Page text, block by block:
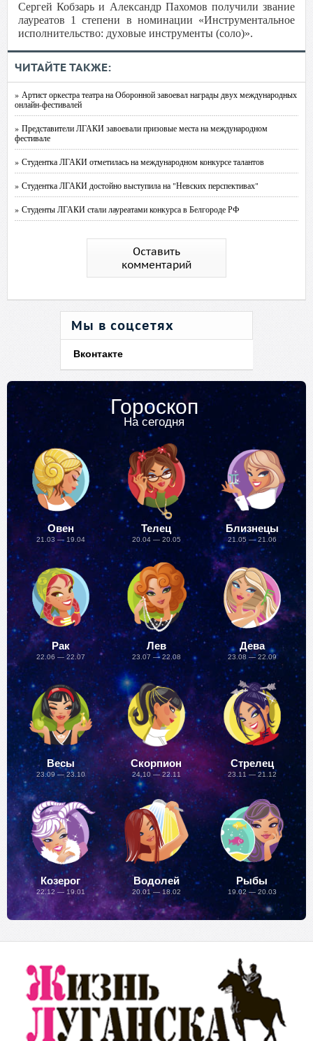
Сергей Кобзарь и Александр Пахомов получили звание
лауреатов 1 степени в номинации «Инструментальное
исполнительство: духовые инструменты (соло)».
ЧИТАЙТЕ ТАКЖЕ:
» Артист оркестра театра на Оборонной завоевал награды двух международных
онлайн-фестивалей
» Представители ЛГАКИ завоевали призовые места на международном
фестивале
» Студентка ЛГАКИ отметилась на международном конкурсе талантов
» Студентка ЛГАКИ достойно выступила на "Невских перспективах"
» Студенты ЛГАКИ стали лауреатами конкурса в Белгороде РФ
Оставить
комментарий
Мы в соцсетях
Вконтакте
Гороскоп
На сегодня
Овен
21.03 — 19.04
Телец
20.04 — 20.05
Близнецы
21.05 — 21.06
Рак
22.06 — 22.07
Лев
23.07 — 22.08
Дева
23.08 — 22.09
Весы
23.09 — 23.10
Скорпион
24.10 — 22.11
Стрелец
23.11 — 21.12
Козерог
22.12 — 19.01
Водолей
20.01 — 18.02
Рыбы
19.02 — 20.03